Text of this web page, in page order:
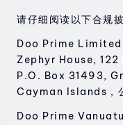
请仔细阅读以下合规披
Doo Prime Limited
Zephyr House,
P.O. Box 31493,
Cayman Islands，
Doo Prime Vanuatu